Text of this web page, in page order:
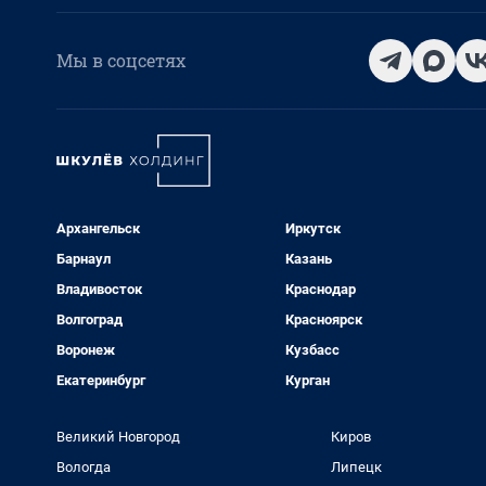
Мы в соцсетях
Архангельск
Барнаул
Владивосток
Волгоград
Воронеж
Екатеринбург
Иркутск
Казань
Краснодар
Красноярск
Кузбасс
Курган
Великий Новгород
Вологда
Киров
Липецк